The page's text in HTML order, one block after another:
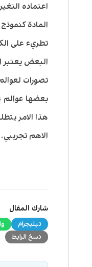
اعتماده
المادة
تطريء على
البعض يعتبر
تصورات
بعضها عوالم
هذا الامر
الاهم تجريبي.
شارك المقال
تيليجرام
نسخ الرابط